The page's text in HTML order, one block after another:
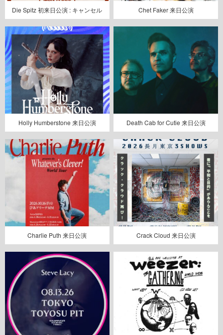
Die Spitz 初来日公演 : キャンセル Chet Faker 来日公演
Holly Humberstone 来日公演 Death Cab for Cutie 来日公演
Charlie Puth 来日公演 Crack Cloud 来日公演